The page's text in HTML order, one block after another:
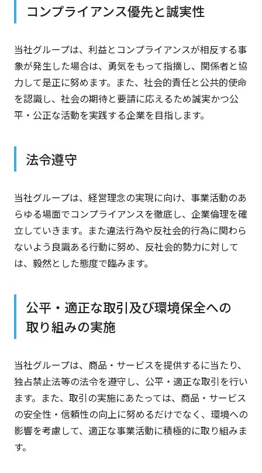
コンプライアンス優先と誠実性
当社グループは、利益とコンプライアンスが相反する事
象が発生した場合は、勇気をもって指摘し、関係者と協
力して是正に努めます。また、社会的責任と公共的使命
を認識し、社会の期待と要請に応えるため誠実かつ公
平・公正な活動を実践する企業を目指します。
法令遵守
当社グループは、経営理念の実現に向け、事業活動のあ
らゆる場面でコンプライアンスを徹底し、企業倫理を確
立していきます。また違法行為や反社会的行為に関わら
ないよう良識ある行動に努め、反社会的勢力に対して
は、毅然とした態度で臨みます。
公平・適正な取引及び環境保全への
取り組みの実施
当社グループは、商品・サービスを提供するに当たり、
独占禁止法等の法令を遵守し、公平・適正な取引を行い
ます。また、取引の実施にあたっては、商品・サービス
の安全性・信頼性の向上に努めるだけでなく、環境への
影響を考慮して、適正な事業活動に積極的に取り組みま
す。